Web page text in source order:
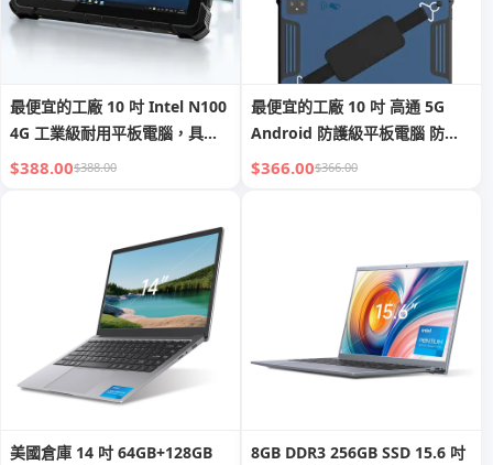
最便宜的工廠 10 吋 Intel N100
4G 工業級耐用平板電腦，具
NFC 與條碼功能、RJ45 以太網
$388.00$388.00
最便宜的工廠 10 吋 高通 5G
Android 防護級平板電腦 防護
平板 具 NFC 二維條碼閱讀器 車
$366.00$366.00
美國倉庫 14 吋 64GB+128GB
8GB DDR3 256GB SSD 15.6 吋